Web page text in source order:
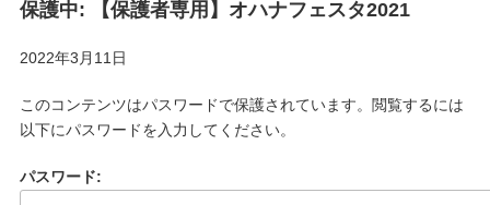
保護中: 【保護者専用】オハナフェスタ2021
2022年3月11日
このコンテンツはパスワードで保護されています。閲覧するには
以下にパスワードを入力してください。
パスワード: